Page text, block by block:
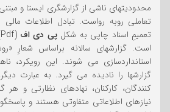
محدودیتهای ناشی از گزارشگری ایستا و
تعاملی روبه رواست. تبادل اطلاعات مالی
تعمیمِ اسناد چاپی به شکلپی دی اف (Pdf) یا
است. گزارشهای سالانه براساس شعارِ
استانداردسازی می شوند. این رویکرد،
گزارشها را نادیده می گیرد. به عبارت
کنندگان، کارکنان، نهادهای نظارتی و هر
نیازهای اطلاعاتی متفاوتی هستند و